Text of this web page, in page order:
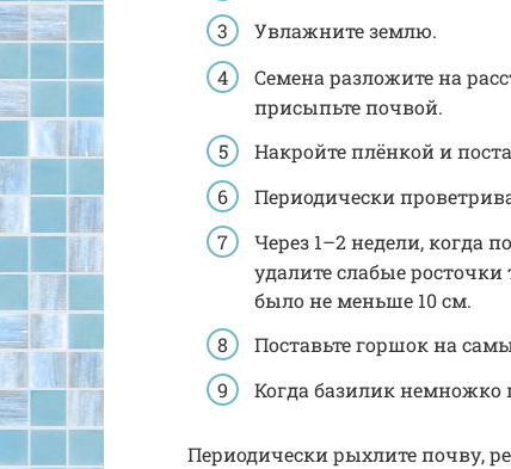
Увлажните землю.
Семена разложите на
присыпьте почвой.
Накройте плёнкой и
Периодически
Через 1–2 недели, когда
удалите слабые
было не меньше 10 см.
Поставьте горшок на
Когда базилик немножко
Периодически рыхлите почву,